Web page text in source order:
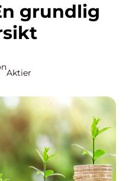
grundlig
Aktier